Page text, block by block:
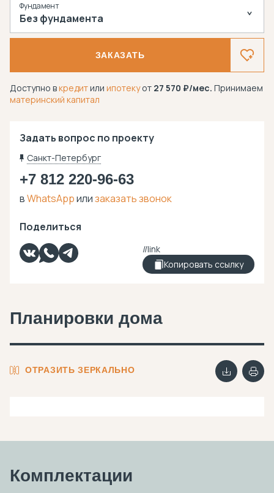
Фундамент
Без фундамента
ЗАКАЗАТЬ
Доступно вкредитили ипотекуот 27 570 /мес. Принимаем
материнский капитал
Задать вопрос по проекту
Санкт-Петербург
+7 812 220-96-63
вWhatsAppилизаказать звонок
Поделиться
Копировать ссылку
Планировки дома
ОТРАЗИТЬ ЗЕРКАЛЬНО
Комплектации